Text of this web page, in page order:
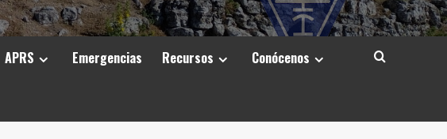
APRS Emergencias Recursos Conócenos